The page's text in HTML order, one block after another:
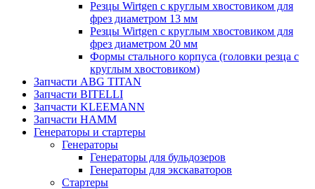
Резцы Wirtgen с круглым хвостовиком для
фрез диаметром 13 мм
Резцы Wirtgen с круглым хвостовиком для
фрез диаметром 20 мм
Формы стального корпуса (головки резца с
круглым хвостовиком)
Запчасти ABG TITAN
Запчасти BITELLI
Запчасти KLEEMANN
Запчасти HAMM
Генераторы и стартеры
Генераторы
Генераторы для бульдозеров
Генераторы для экскаваторов
Стартеры